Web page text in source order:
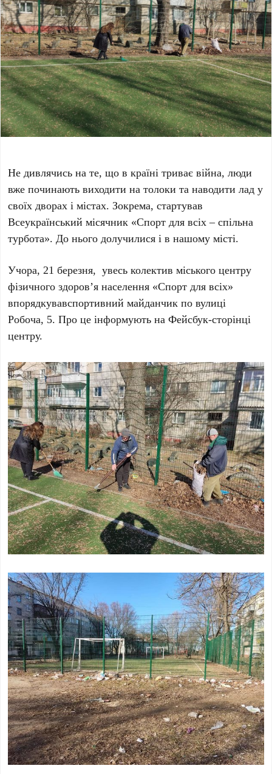
Не дивлячись на те, що в країні триває війна, люди
вже починають виходити на толоки та наводити лад у
своїх дворах і містах. Зокрема, стартував
Всеукраїнський місячник «Спорт для всіх – спільна
турбота». До нього долучилися і в нашому місті.
Учора, 21 березня, увесь колектив міського центру
фізичного здоров’я населення «Спорт для всіх»
впорядкувавспортивний майданчик по вулиці
Робоча, 5. Про це інформують на Фейсбук-сторінці
центру.